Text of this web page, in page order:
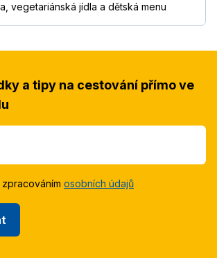
vegetariánská jídla a dětská menu
a tipy na cestování přímo ve
osobních údajů